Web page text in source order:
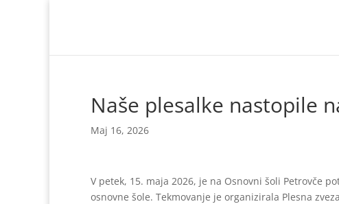
Naše plesalke nastopile
Maj 16, 2026
V petek, 15. maja 2026, je na Osnovni šoli Petrovče
osnovne šole. Tekmovanje je organizirala Plesna